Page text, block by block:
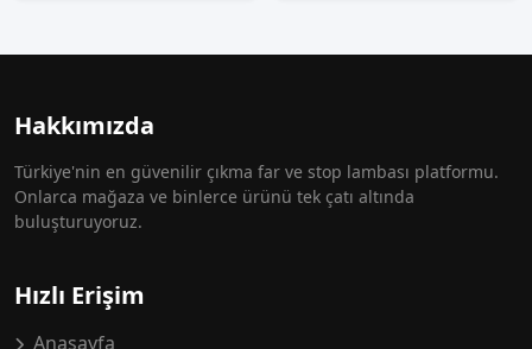
Hakkımızda
Türkiye'nin en güvenilir çıkma far ve stop lambası platformu.
Onlarca mağaza ve binlerce ürünü tek çatı altında
buluşturuyoruz.
Hızlı Erişim
Anasayfa